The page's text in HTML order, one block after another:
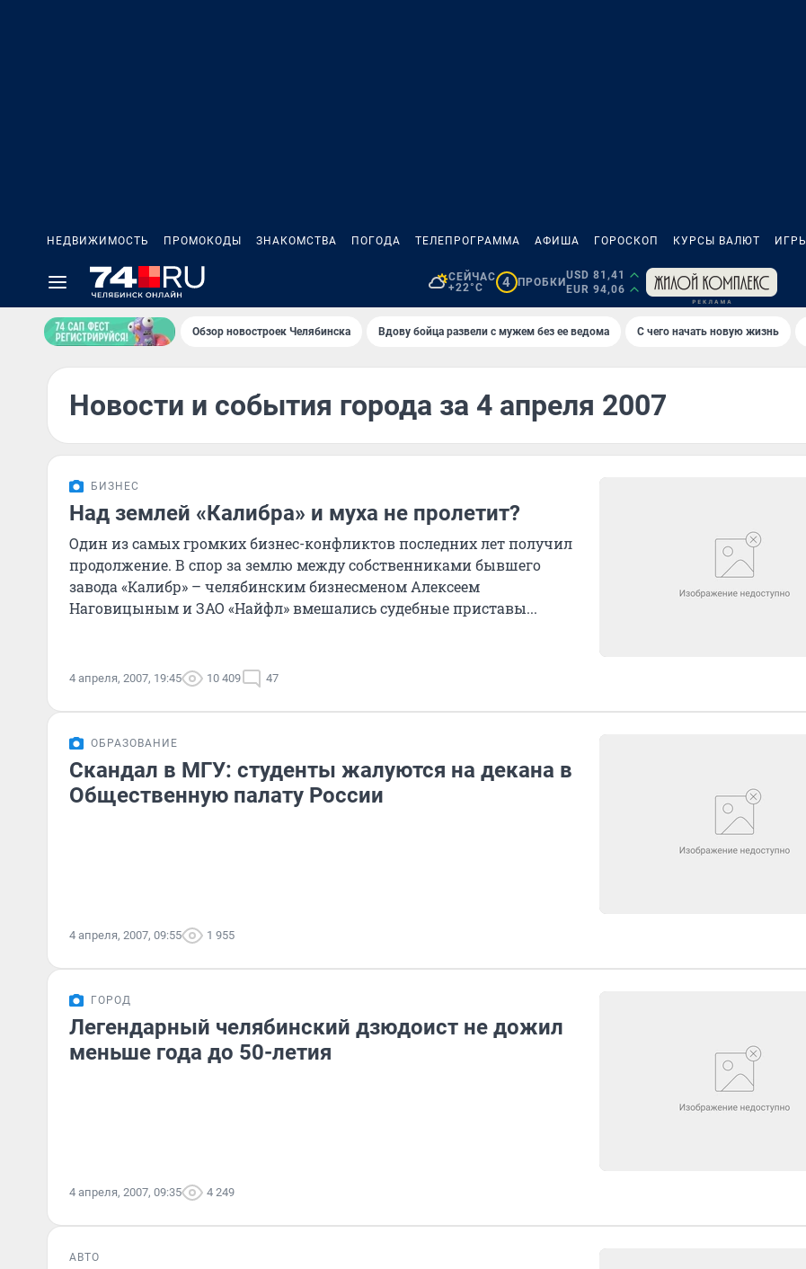
НЕДВИЖИМОСТЬ ПРОМОКОДЫ ЗНАКОМСТВА ПОГОДА ТЕЛЕПРОГРАММА АФИША ГОРОСКОП КУРСЫ ВАЛЮТ ИГРЫ
СЕЙЧАС
+22°C
4 ПРОБКИ
USD 81,41
EUR 94,06
Обзор новостроек Челябинска Вдову бойца развели с мужем без ее ведома С чего начать новую жизнь
Новости и события города за 4 апреля 2007
БИЗНЕС
Над землей «Калибра» и муха не пролетит?
Один из самых громких бизнес-конфликтов последних лет получил
продолжение. В спор за землю между собственниками бывшего
завода «Калибр» – челябинским бизнесменом Алексеем
Наговицыным и ЗАО «Найфл» вмешались судебные приставы...
4 апреля, 2007, 19:45 10 409 47
ОБРАЗОВАНИЕ
Скандал в МГУ: студенты жалуются на декана в
Общественную палату России
4 апреля, 2007, 09:55 1 955
ГОРОД
Легендарный челябинский дзюдоист не дожил
меньше года до 50-летия
4 апреля, 2007, 09:35 4 249
АВТО